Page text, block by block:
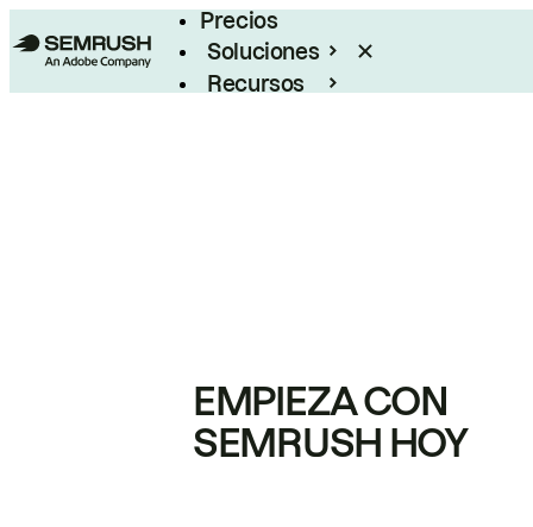
Precios
Soluciones
Recursos
EMPIEZA CON
SEMRUSH HOY